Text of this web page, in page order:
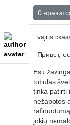
0
vajris
Привет,
Esu
tobulas
tinka patirti
nežabotos
jokių